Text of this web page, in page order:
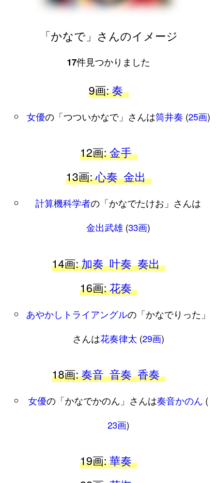
「かなで」さんのイメージ
17件見つかりました
9画:奏
女優の「つついかなで」さんは筒井奏 (25画)
12画:金手
13画:心奏 金出
計算機科学者の「かなでたけお」さんは
金出武雄 (33画)
14画:加奏 叶奏 奏出
16画:花奏
あやかしトライアングルの「かなでりった」
さんは花奏律太 (29画)
18画:奏音 音奏 香奏
女優の「かなでかのん」さんは奏音かのん (
23画)
19画:華奏